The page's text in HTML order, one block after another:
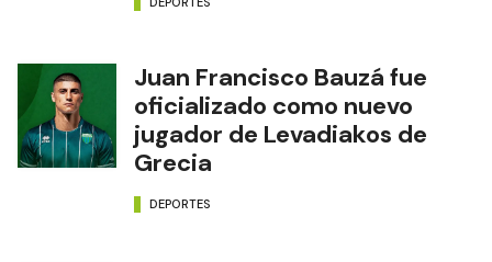
Juan Francisco Bauzá fue
oficializado como nuevo
jugador de Levadiakos de
Grecia
DEPORTES